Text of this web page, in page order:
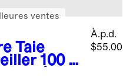
Taie
100 %
À.p.d.
$55.00
ventes